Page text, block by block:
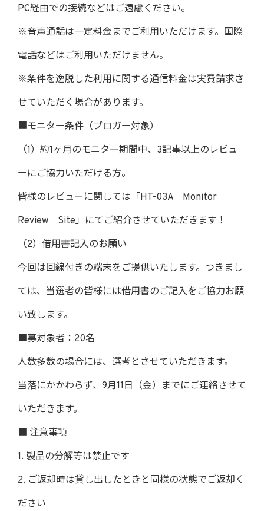
PC経由での接続などはご遠慮ください。
※音声通話は一定料金までご利用いただけます。国際
電話などはご利用いただけません。
※条件を逸脱した利用に関する通信料金は実費請求さ
せていただく場合があります。
■モニター条件（ブロガー対象）
（1）約1ヶ月のモニター期間中、3記事以上のレビュ
ーにご協力いただける方。
皆様のレビューに関しては「HT-03A Monitor
Review Site」にてご紹介させていただきます！
（2）借用書記入のお願い
今回は回線付きの端末をご提供いたします。つきまし
ては、当選者の皆様には借用書のご記入をご協力お願
い致します。
■募対象者：20名
人数多数の場合には、選考とさせていただきます。
当落にかかわらず、9月11日（金）までにご連絡させて
いただきます。
■ 注意事項
1. 製品の分解等は禁止です
2. ご返却時は貸し出したときと同様の状態でご返却く
ださい